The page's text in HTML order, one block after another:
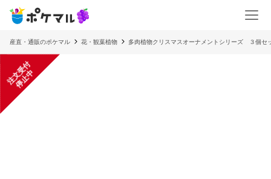
産直・通販のポケマル 花・観葉植物 多肉植物クリスマスオーナメントシリーズ ３個セ
注
文
受
付
停
止
中